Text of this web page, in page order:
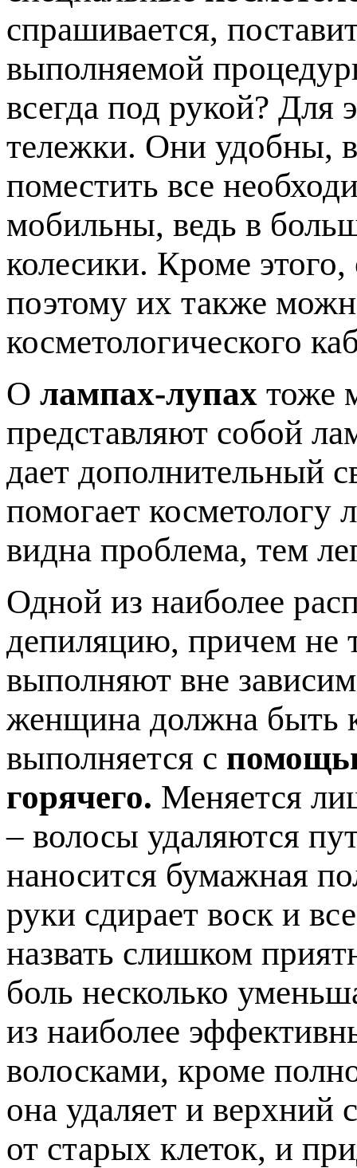
спрашивается,
выполняемой
всегда под рукой? Для
тележки. Они удобны,
поместить все
мобильны, ведь в
колесики. Кроме
поэтому их также
косметологического
О лампах-лупах тоже
представляют собой
дает дополнительный
помогает косметологу
видна проблема, тем
Одной из наиболее
депиляцию, причем не
выполняют вне
женщина должна быть
выполняется с
горячего. Меняется
– волосы удаляются
наносится бумажная
руки сдирает воск и
назвать слишком
боль несколько
из наиболее
волосками, кроме
она удаляет и верхний
от старых клеток, и